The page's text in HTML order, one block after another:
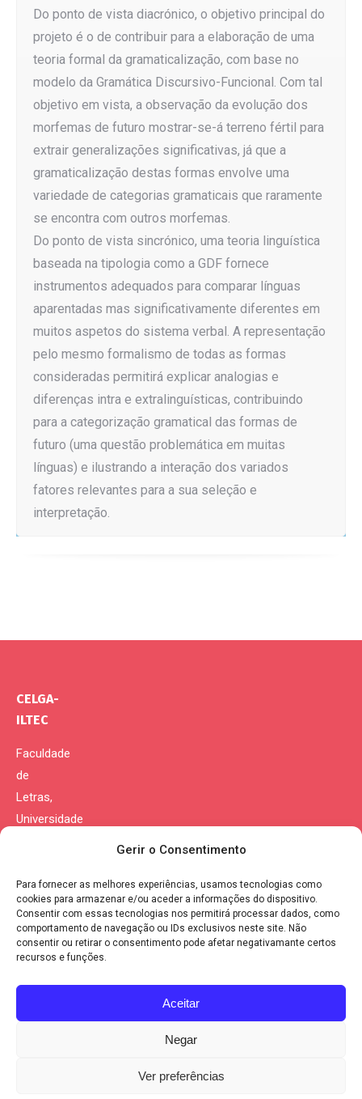
Gerir o Consentimento
Para fornecer as melhores experiências, usamos tecnologias como
cookies para armazenar e/ou aceder a informações do dispositivo.
Consentir com essas tecnologias nos permitirá processar dados, como
comportamento de navegação ou IDs exclusivos neste site. Não
consentir ou retirar o consentimento pode afetar negativamante certos
recursos e funções.
Aceitar
Negar
Ver preferências
Do ponto de vista diacrónico, o objetivo principal do
projeto é o de contribuir para a elaboração de uma
teoria formal da gramaticalização, com base no
modelo da Gramática Discursivo-Funcional. Com tal
objetivo em vista, a observação da evolução dos
morfemas de futuro mostrar-se-á terreno fértil para
extrair generalizações significativas, já que a
gramaticalização destas formas envolve uma
variedade de categorias gramaticais que raramente
se encontra com outros morfemas.
Do ponto de vista sincrónico, uma teoria linguística
baseada na tipologia como a GDF fornece
instrumentos adequados para comparar línguas
aparentadas mas significativamente diferentes em
muitos aspetos do sistema verbal. A representação
pelo mesmo formalismo de todas as formas
consideradas permitirá explicar analogias e
diferenças intra e extralinguísticas, contribuindo
para a categorização gramatical das formas de
futuro (uma questão problemática em muitas
línguas) e ilustrando a interação dos variados
fatores relevantes para a sua seleção e
interpretação.
CELGA-
ILTEC
Faculdade
de
Letras,
Universidade
Morada:
Largo da
Porta
Férrea
3004-530
Política de Privacidade